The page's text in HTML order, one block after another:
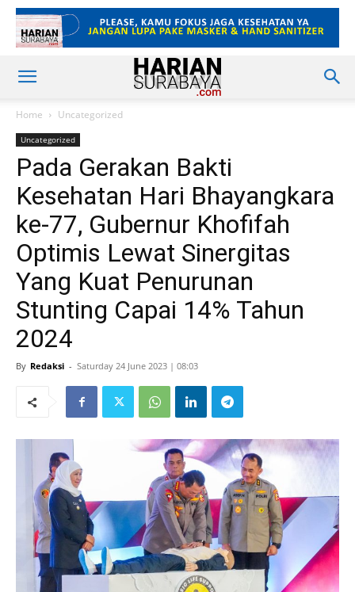
Home Uncategorized
Uncategorized
Pada Gerakan Bakti
Kesehatan Hari Bhayangkara
ke-77, Gubernur Khofifah
Optimis Lewat Sinergitas
Yang Kuat Penurunan
Stunting Capai 14% Tahun
2024
By Redaksi - Saturday 24 June 2023 | 08:03